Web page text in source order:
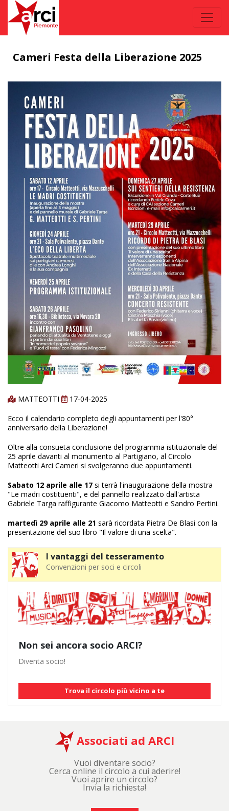
Cameri Festa della Liberazione 2025
MATTEOTTI
17-04-2025
Ecco il calendario completo degli appuntamenti per l'80°
anniversario della Liberazione!
Oltre alla consueta conclusione del programma istituzionale del
25 aprile davanti al monumento al Partigiano, al Circolo
Matteotti Arci Cameri si svolgeranno due appuntamenti.
Sabato 12 aprile alle 17 si terrà l'inaugurazione della mostra
"Le madri costituenti", e del pannello realizzato dall'artista
Gabriele Targa raffigurante Giacomo Matteotti e Sandro Pertini.
martedì 29 aprile alle 21 sarà ricordata Pietra De Blasi con la
presentazione del suo libro "Il valore di una scelta".
I vantaggi del tesseramento
Convenzioni per soci e circoli
Non sei ancora socio ARCI?
Diventa socio!
Trova il circolo più vicino a te
Associati ad ARCI
Vuoi diventare socio?
Cerca online il circolo a cui aderire!
Vuoi aprire un circolo?
Invia la richiesta!